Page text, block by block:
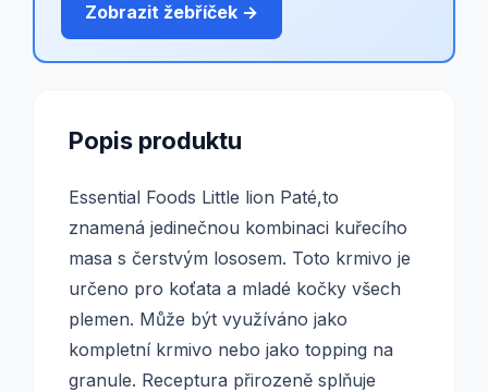
Zobrazit žebříček →
Popis produktu
Essential Foods Little lion Paté,to
znamená jedinečnou kombinaci kuřecího
masa s čerstvým lososem. Toto krmivo je
určeno pro koťata a mladé kočky všech
plemen. Může být využíváno jako
kompletní krmivo nebo jako topping na
granule. Receptura přirozeně splňuje